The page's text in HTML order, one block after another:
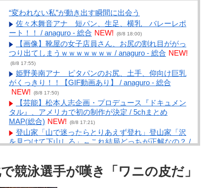
“変われない私”が動き出す瞬間に出会う
佐々木舞音アナ 短パン、生足、横乳 バレーレポ
ート！！ / anaguro - 総合 NEW! (8/8 18:00)
【画像】靴屋の女子店員さん、お尻の割れ目ががっ
つり出てしまうｗｗｗｗｗｗｗ / anaguro - 総合 NEW!
(8/8 17:55)
姫野美南アナ ピタパンのお尻、土手、仰向け巨乳
がくっきり！！【GIF動画あり】 / anaguro - 総合
NEW!
(8/8 17:50)
【芸能】松本人志企画・プロデュース『ドキュメン
タル』、アメリカで初の制作が決定 / 5chまとめ
MAP(総合) NEW! (8/8 17:21)
登山家「山で迷ったらとりあえず登れ」登山家「沢
を見つけて下山しろ」←これ結局どっちが正解なの？ /
に定着させる」 国家公務員月給3.51％増へ 人事院の
勧告を受け / 5chまとめMAP(総合)
競泳選手が嘆き「ワニの皮だ」